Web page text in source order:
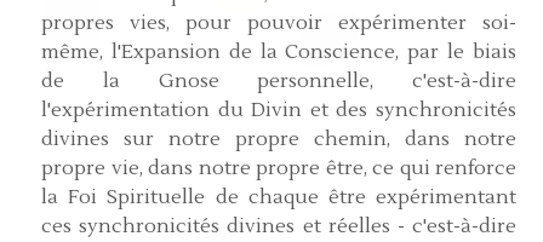
propres vies, pour pouvoir expérimenter soi-
même, l'Expansion de la Conscience, par le biais
de la Gnose personnelle, c'est-à-dire
l'expérimentation du Divin et des synchronicités
divines sur notre propre chemin, dans notre
propre vie, dans notre propre être, ce qui renforce
la Foi Spirituelle de chaque être expérimentant
ces synchronicités divines et réelles - c'est-à-dire